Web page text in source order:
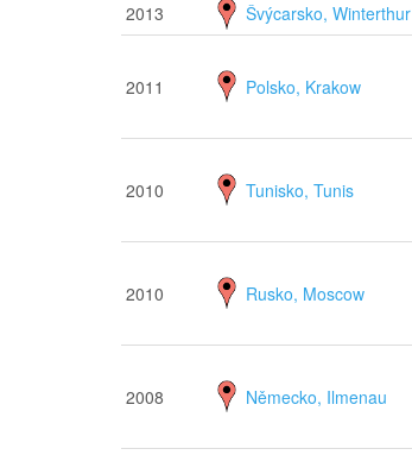
2013
Švýcarsko, Winterthur
2011 Polsko, Krakow
2010 Tunisko, Tunis
2010 Rusko, Moscow
2008 Německo, Ilmenau